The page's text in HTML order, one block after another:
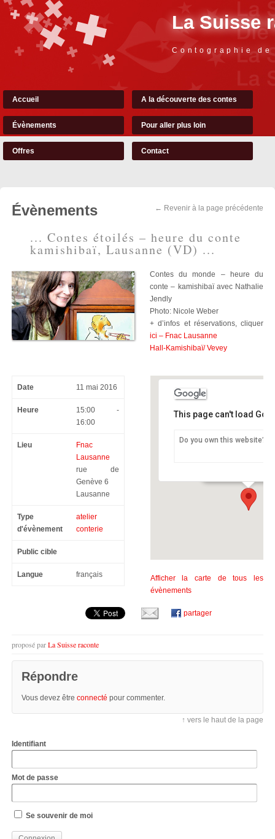
La Suisse
Contographie
Accueil A la découverte des contes
Évènements Pour aller plus loin
Offres Contact
← Revenir à la page précédente
Évènements
... Contes étoilés – heure du conte
kamishibaï, Lausanne (VD) ...
Contes du monde – heure du
conte – kamishibaï avec Nathalie
Jendly
Photo: Nicole Weber
+ d’infos et réservations, cliquer
ici – Fnac Lausanne
Hall-Kamishibaï/ Vevey
Date 11 mai 2016
Heure
15:00 -
16:00
Lieu
Fnac
Lausanne
rue de
Genève 6
Lausanne
Type
d'évènement
atelier
conterie
Public cible
Langue français
This page can't load
Do you own this website?
Afficher la carte de tous les
évènements
partager
proposé parLa Suisse raconte
Répondre
Vous devez être connecté pour commenter.
↑ vers le haut de la page
Identifiant
Mot de passe
Se souvenir de moi